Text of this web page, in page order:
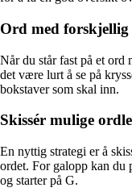
Ord med
Når du står fast på et ord
det være lurt å se på
bokstaver som skal inn.
Skissér mulige
En nyttig strategi er å
ordet. For galopp kan du
og starter på G.